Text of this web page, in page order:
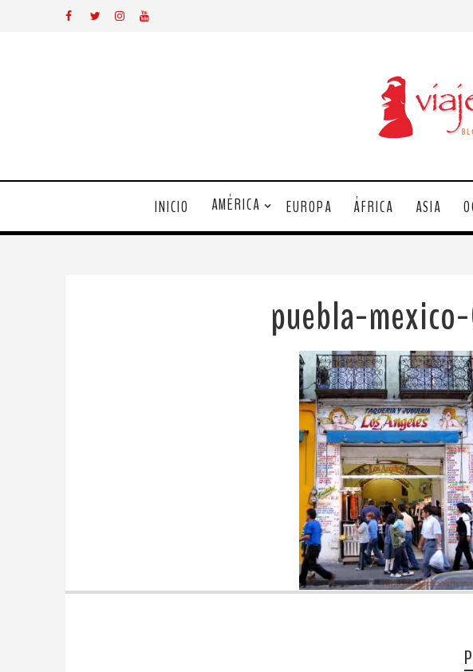
INICIO AMÉRICA EUROPA ÁFRICA ASIA
puebla-